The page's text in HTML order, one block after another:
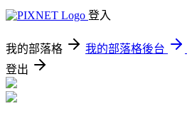
登入
我的部落格 我的部落格後台
登出